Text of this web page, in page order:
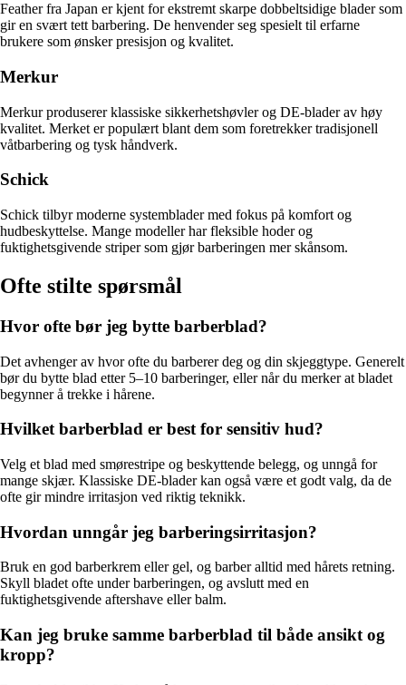
Feather fra Japan er kjent for ekstremt skarpe dobbeltsidige blader som
gir en svært tett barbering. De henvender seg spesielt til erfarne
brukere som ønsker presisjon og kvalitet.
Merkur
Merkur produserer klassiske sikkerhetshøvler og DE-blader av høy
kvalitet. Merket er populært blant dem som foretrekker tradisjonell
våtbarbering og tysk håndverk.
Schick
Schick tilbyr moderne systemblader med fokus på komfort og
hudbeskyttelse. Mange modeller har fleksible hoder og
fuktighetsgivende striper som gjør barberingen mer skånsom.
Ofte stilte spørsmål
Hvor ofte bør jeg bytte barberblad?
Det avhenger av hvor ofte du barberer deg og din skjeggtype. Generelt
bør du bytte blad etter 5–10 barberinger, eller når du merker at bladet
begynner å trekke i hårene.
Hvilket barberblad er best for sensitiv hud?
Velg et blad med smørestripe og beskyttende belegg, og unngå for
mange skjær. Klassiske DE-blader kan også være et godt valg, da de
ofte gir mindre irritasjon ved riktig teknikk.
Hvordan unngår jeg barberingsirritasjon?
Bruk en god barberkrem eller gel, og barber alltid med hårets retning.
Skyll bladet ofte under barberingen, og avslutt med en
fuktighetsgivende aftershave eller balm.
Kan jeg bruke samme barberblad til både ansikt og
kropp?